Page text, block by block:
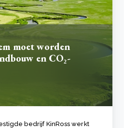
moet worden
en CO₂-
bedrijf KinRoss werkt